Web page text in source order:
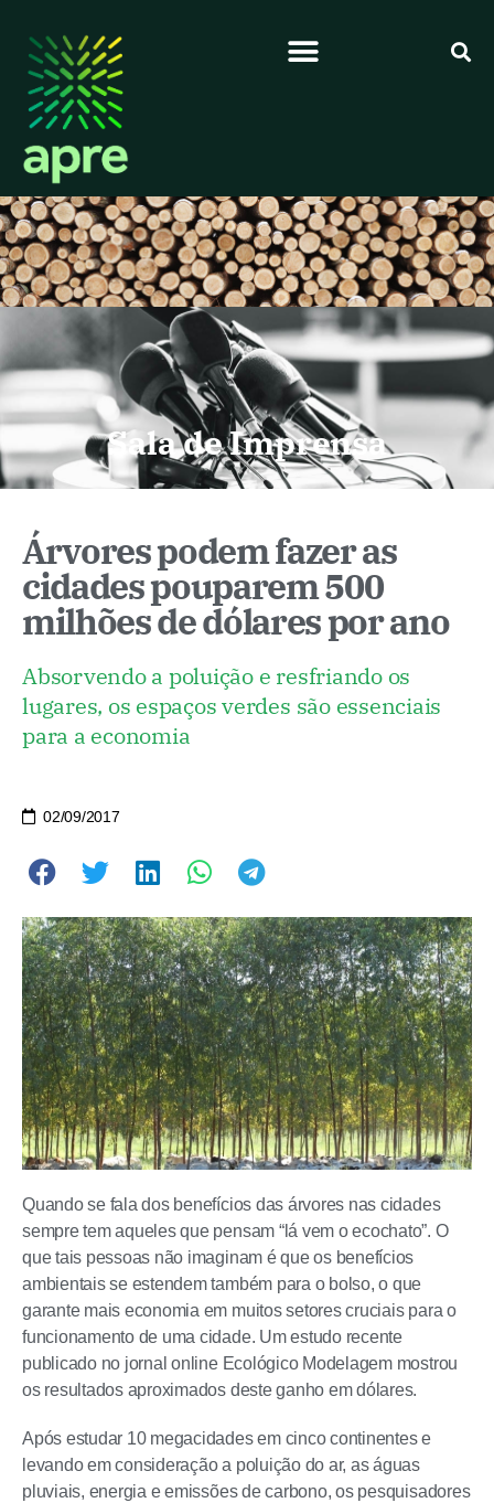
Sala de Imprensa
Árvores podem fazer as
cidades pouparem 500
milhões de dólares por ano
Absorvendo a poluição e resfriando os
lugares, os espaços verdes são essenciais
para a economia
02/09/2017
Quando se fala dos benefícios das árvores nas cidades
sempre tem aqueles que pensam “lá vem o ecochato”. O
que tais pessoas não imaginam é que os benefícios
ambientais se estendem também para o bolso, o que
garante mais economia em muitos setores cruciais para o
funcionamento de uma cidade. Um estudo recente
publicado no jornal online Ecológico Modelagem mostrou
os resultados aproximados deste ganho em dólares.
Após estudar 10 megacidades em cinco continentes e
levando em consideração a poluição do ar, as águas
pluviais, energia e emissões de carbono, os pesquisadores